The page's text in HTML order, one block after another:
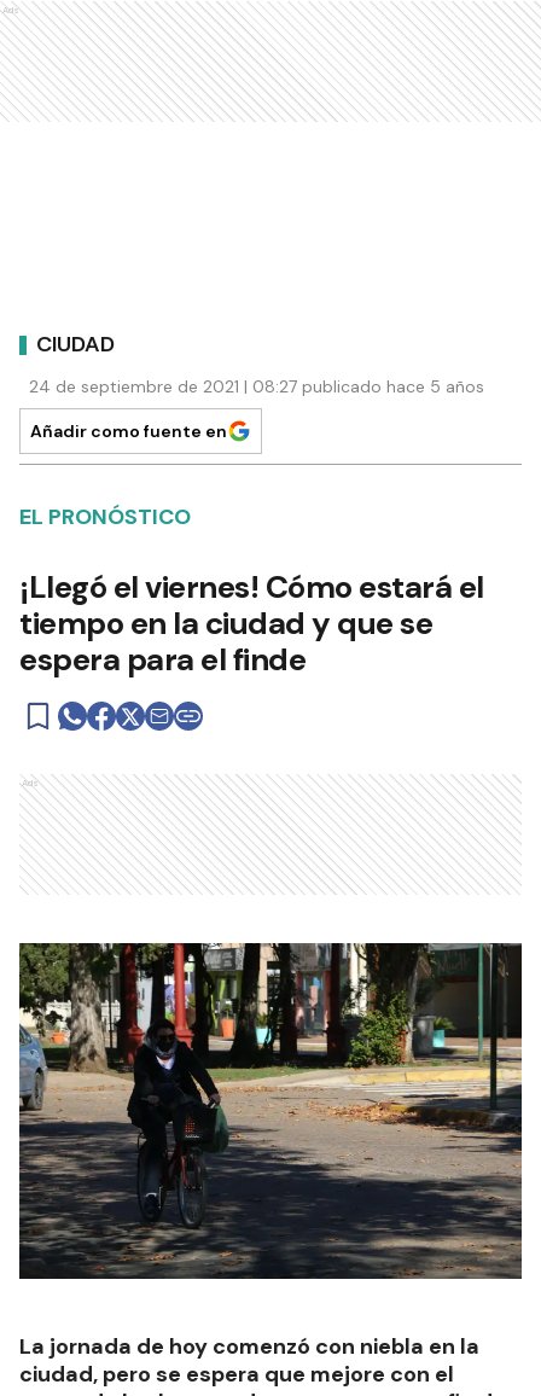
Ads
CIUDAD
24 de septiembre de 2021 | 08:27 publicado hace 5 años
Añadir como fuente en
EL PRONÓSTICO
¡Llegó el viernes! Cómo estará el
tiempo en la ciudad y que se
espera para el finde
Ads
La jornada de hoy comenzó con niebla en la
ciudad, pero se espera que mejore con el